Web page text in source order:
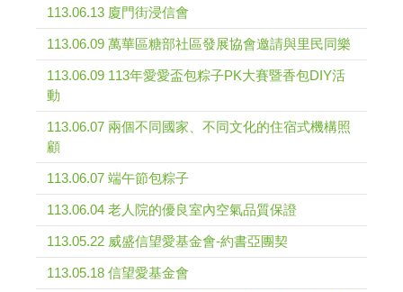
113.06.13 廈門街浸信會
113.06.09 萬華區糖部社區發展協會邀請與里民同樂
113.06.09 113年愛愛盃包粽子PK大賽暨香包DIY活
動
113.06.07 兩個不同國家、不同文化的住宿式機構照
顧
113.06.07 端午節包粽子
113.06.04 老人院的優良室內空氣品質保證
113.05.22 威盛信望愛基金會-約書亞團契
113.05.18 信望愛基金會